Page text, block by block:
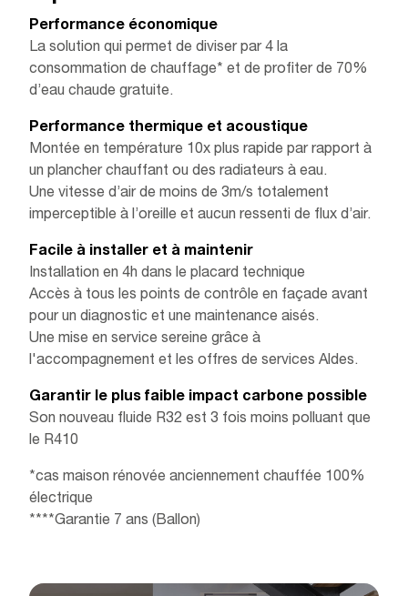
Performance économique
La solution qui permet de diviser par 4 la
consommation de chauffage* et de profiter de 70%
d’eau chaude gratuite.
Performance thermique et acoustique
Montée en température 10x plus rapide par rapport à
un plancher chauffant ou des radiateurs à eau.
Une vitesse d’air de moins de 3m/s totalement
imperceptible à l’oreille et aucun ressenti de flux d’air.
Facile à installer et à maintenir
Installation en 4h dans le placard technique
Accès à tous les points de contrôle en façade avant
pour un diagnostic et une maintenance aisés.
Une mise en service sereine grâce à
l'accompagnement et les offres de services Aldes.
Garantir le plus faible impact carbone possible
Son nouveau fluide R32 est 3 fois moins polluant que
le R410
*cas maison rénovée anciennement chauffée 100%
électrique
****Garantie 7 ans (Ballon)